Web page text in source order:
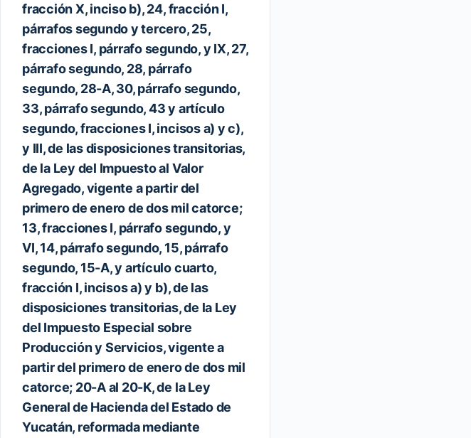
fracción X, inciso b), 24, fracción I,
párrafos segundo y tercero, 25,
fracciones I, párrafo segundo, y IX, 27,
párrafo segundo, 28, párrafo
segundo, 28-A, 30, párrafo segundo,
33, párrafo segundo, 43 y artículo
segundo, fracciones I, incisos a) y c),
y III, de las disposiciones transitorias,
de la Ley del Impuesto al Valor
Agregado, vigente a partir del
primero de enero de dos mil catorce;
13, fracciones I, párrafo segundo, y
VI, 14, párrafo segundo, 15, párrafo
segundo, 15-A, y artículo cuarto,
fracción I, incisos a) y b), de las
disposiciones transitorias, de la Ley
del Impuesto Especial sobre
Producción y Servicios, vigente a
partir del primero de enero de dos mil
catorce; 20-A al 20-K, de la Ley
General de Hacienda del Estado de
Yucatán, reformada mediante